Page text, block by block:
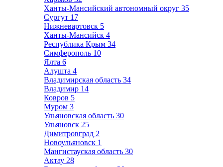
Ханты-Мансийский автономный округ 35
Сургут 17
Нижневартовск 5
Ханты-Мансийск 4
Республика Крым 34
Симферополь 10
Ялта 6
Алушта 4
Владимирская область 34
Владимир 14
Ковров 5
Муром 3
Ульяновская область 30
Ульяновск 25
Димитровград 2
Новоульяновск 1
Мангистауская область 30
Актау 28